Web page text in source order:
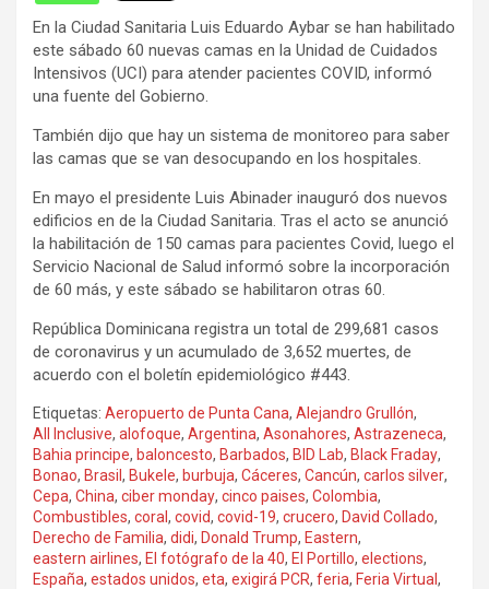
En la Ciudad Sanitaria Luis Eduardo Aybar se han habilitado
este sábado 60 nuevas camas en la Unidad de Cuidados
Intensivos (UCI) para atender pacientes COVID, informó
una fuente del Gobierno.
También dijo que hay un sistema de monitoreo para saber
las camas que se van desocupando en los hospitales.
En mayo el presidente Luis Abinader inauguró dos nuevos
edificios en de la Ciudad Sanitaria. Tras el acto se anunció
la habilitación de 150 camas para pacientes Covid, luego el
Servicio Nacional de Salud informó sobre la incorporación
de 60 más, y este sábado se habilitaron otras 60.
República Dominicana registra un total de 299,681 casos
de coronavirus y un acumulado de 3,652 muertes, de
acuerdo con el boletín epidemiológico #443.
Etiquetas: Aeropuerto de Punta Cana, Alejandro Grullón,
All Inclusive, alofoque, Argentina, Asonahores, Astrazeneca,
Bahia principe, baloncesto, Barbados, BID Lab, Black Fraday,
Bonao, Brasil , Bukele, burbuja, Cáceres, Cancún, carlos silver,
Cepa, China, ciber monday, cinco paises, Colombia,
Combustibles, coral , covid, covid-19, crucero, David Collado,
Derecho de Familia, didi, Donald Trump, Eastern,
eastern airlines, El fotógrafo de la 40, El Portillo, elections,
España, estados unidos, eta, exigirá PCR, feria, Feria Virtual ,